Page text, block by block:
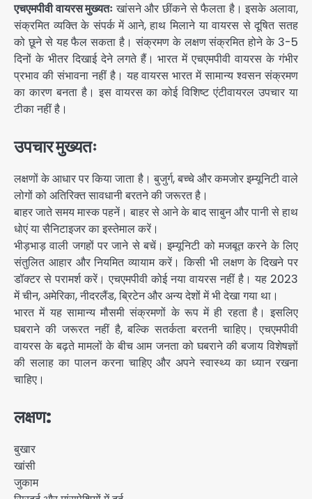
एचएमपीवी वायरस मुख्यतःखांसने और छींकने से फैलता है। इसके अलावा,
संक्रमित व्यक्ति के संपर्क में आने, हाथ मिलाने या वायरस से दूषित सतह
को छूने से यह फैल सकता है। संक्रमण के लक्षण संक्रमित होने के 3-5
दिनों के भीतर दिखाई देने लगते हैं। भारत में एचएमपीवी वायरस के गंभीर
प्रभाव की संभावना नहीं है। यह वायरस भारत में सामान्य श्वसन संक्रमण
का कारण बनता है। इस वायरस का कोई विशिष्ट एंटीवायरल उपचार या
टीका नहीं है।
उपचार मुख्यतः
लक्षणों के आधार पर किया जाता है। बुजुर्ग, बच्चे और कमजोर इम्यूनिटी वाले
लोगों को अतिरिक्त सावधानी बरतने की जरूरत है।
बाहर जाते समय मास्क पहनें। बाहर से आने के बाद साबुन और पानी से हाथ
धोएं या सैनिटाइजर का इस्तेमाल करें।
भीड़भाड़ वाली जगहों पर जाने से बचें। इम्यूनिटी को मजबूत करने के लिए
संतुलित आहार और नियमित व्यायाम करें। किसी भी लक्षण के दिखने पर
डॉक्टर से परामर्श करें। एचएमपीवी कोई नया वायरस नहीं है। यह 2023
में चीन, अमेरिका, नीदरलैंड, ब्रिटेन और अन्य देशों में भी देखा गया था।
भारत में यह सामान्य मौसमी संक्रमणों के रूप में ही रहता है। इसलिए
घबराने की जरूरत नहीं है, बल्कि सतर्कता बरतनी चाहिए। एचएमपीवी
वायरस के बढ़ते मामलों के बीच आम जनता को घबराने की बजाय विशेषज्ञों
की सलाह का पालन करना चाहिए और अपने स्वास्थ्य का ध्यान रखना
चाहिए।
लक्षण:
बुखार
खांसी
जुकाम